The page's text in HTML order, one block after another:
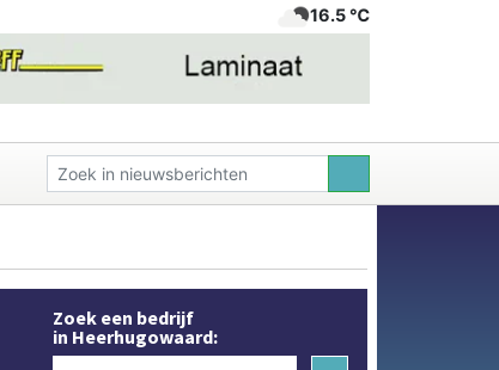
16.5 ℃
Zoek een bedrijf
in Heerhugowaard: